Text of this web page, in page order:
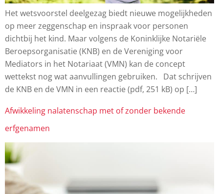
Het wetsvoorstel deelgezag biedt nieuwe mogelijkheden
op meer zeggenschap en inspraak voor personen
dichtbij het kind. Maar volgens de Koninklijke Notariële
Beroepsorganisatie (KNB) en de Vereniging voor
Mediators in het Notariaat (VMN) kan de concept
wettekst nog wat aanvullingen gebruiken. Dat schrijven
de KNB en de VMN in een reactie (pdf, 251 kB) op […]
Afwikkeling nalatenschap met of zonder bekende
erfgenamen